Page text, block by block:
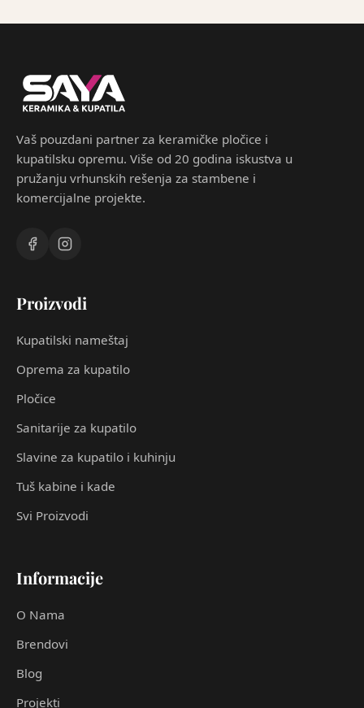
Vaš pouzdani partner za keramičke pločice i
kupatilsku opremu. Više od 20 godina iskustva u
pružanju vrhunskih rešenja za stambene i
komercijalne projekte.
Proizvodi
Kupatilski nameštaj
Oprema za kupatilo
Pločice
Sanitarije za kupatilo
Slavine za kupatilo i kuhinju
Tuš kabine i kade
Svi Proizvodi
Informacije
O Nama
Brendovi
Blog
Projekti